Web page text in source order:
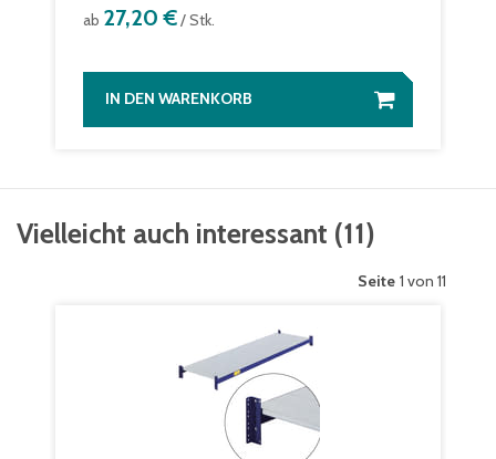
ab 27,20 €/ Stk.
IN DEN WARENKORB
Vielleicht auch interessant (11)
Seite 1 von 11